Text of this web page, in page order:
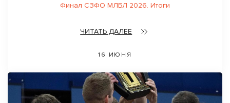
Финал СЗФО МЛБЛ 2026. Итоги
ЧИТАТЬ ДАЛЕЕ
16 ИЮНЯ